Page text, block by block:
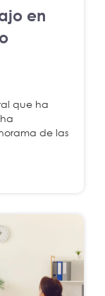
en
que ha
de las